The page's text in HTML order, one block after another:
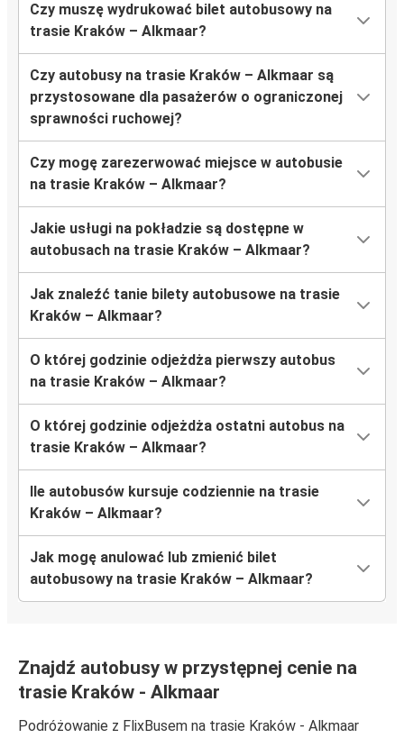
Czy muszę wydrukować bilet autobusowy na
trasie Kraków – Alkmaar?
Czy autobusy na trasie Kraków – Alkmaar są
przystosowane dla pasażerów o ograniczonej
sprawności ruchowej?
Czy mogę zarezerwować miejsce w autobusie
na trasie Kraków – Alkmaar?
Jakie usługi na pokładzie są dostępne w
autobusach na trasie Kraków – Alkmaar?
Jak znaleźć tanie bilety autobusowe na trasie
Kraków – Alkmaar?
O której godzinie odjeżdża pierwszy autobus
na trasie Kraków – Alkmaar?
O której godzinie odjeżdża ostatni autobus na
trasie Kraków – Alkmaar?
Ile autobusów kursuje codziennie na trasie
Kraków – Alkmaar?
Jak mogę anulować lub zmienić bilet
autobusowy na trasie Kraków – Alkmaar?
Znajdź autobusy w przystępnej cenie na
trasie Kraków - Alkmaar
Podróżowanie z FlixBusem na trasie Kraków - Alkmaar